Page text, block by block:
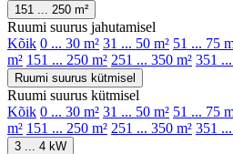
151 ... 250 m²
Ruumi suurus jahutamisel
Kõik 0 ... 30 m² 31 ... 50 m² 51 ... 75
m² 151 ... 250 m² 251 ... 350 m² 351
Ruumi suurus kütmisel
Ruumi suurus kütmisel
Kõik 0 ... 30 m² 31 ... 50 m² 51 ... 75
m² 151 ... 250 m² 251 ... 350 m² 351
3 ... 4 kW